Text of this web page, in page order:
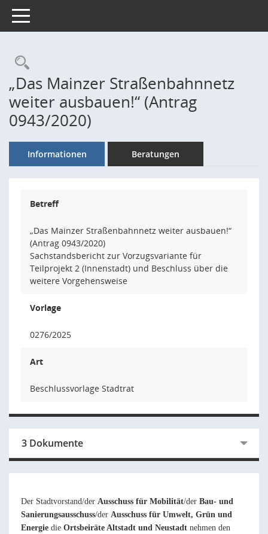
Toggle navigation
Rechercheauswahl
„Das Mainzer Straßenbahnnetz
weiter ausbauen!“ (Antrag
0943/2020)
Informationen Beratungen
Betreff
„Das Mainzer Straßenbahnnetz weiter ausbauen!“
(Antrag 0943/2020)
Sachstandsbericht zur Vorzugsvariante für
Teilprojekt 2 (Innenstadt) und Beschluss über die
weitere Vorgehensweise
Vorlage
0276/2025
Art
Beschlussvorlage Stadtrat
3 Dokumente
Der Stadtvorstand/der Ausschuss für Mobilität/der Bau- und
Sanierungsausschuss/der Ausschuss für Umwelt, Grün und
Energie die Ortsbeiräte Altstadt und Neustadt nehmen den